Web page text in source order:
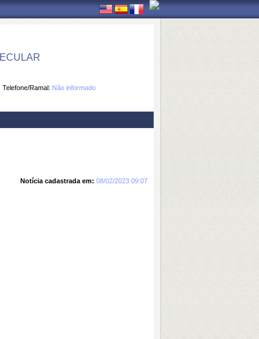
Telefone/Ramal: Não informado
Notícia cadastrada em: 08/02/2023 09:07